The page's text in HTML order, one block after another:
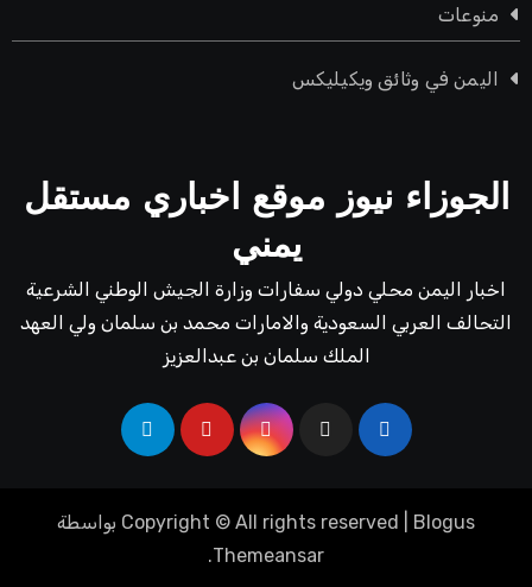
منوعات
اليمن في وثائق ويكيليكس
الجوزاء نيوز موقع اخباري مستقل
يمني
اخبار اليمن محلي دولي سفارات وزارة الجيش الوطني الشرعية
التحالف العربي السعودية والامارات محمد بن سلمان ولي العهد
الملك سلمان بن عبدالعزيز
Copyright © All rights reserved Blogus
بواسطة
Themeansar
.